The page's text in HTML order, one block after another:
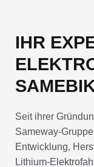
IHR
Seit ihrer
Sameway-
Entwicklung,
Lithium-